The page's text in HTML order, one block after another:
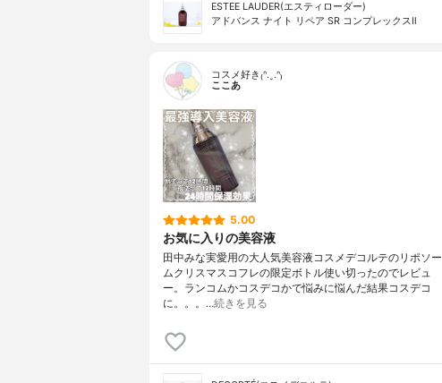
ESTEE LAUDER(エスティローダー)
アドバンス ナイト リペア SR コンプレックスⅡ
コスメ好き₍ᐢ.ˬ.ᐢ₎
ここあ
5.00
お気に入りの美容液
田中みな実愛用の大人気美容液コスメデコルテのリポソー
ムクリスマスコフレの限定ボトル使い切ったのでレビュ
ー。ランコムかコスデコかで悩みに悩んだ結果コスデコ
に。。。…続きを見る